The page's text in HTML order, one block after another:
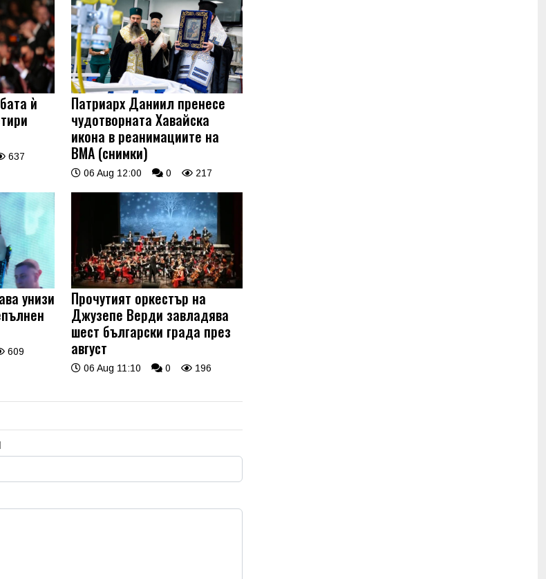
ѝ
637
Патриарх Даниил пренесе
чудотворната Хавайска
икона в реанимациите на
ВМА (снимки)
06 Aug 12:00 0 217
унизи
609
Прочутият оркестър на
Джузепе Верди завладява
шест български града през
август
06 Aug 11:10 0 196